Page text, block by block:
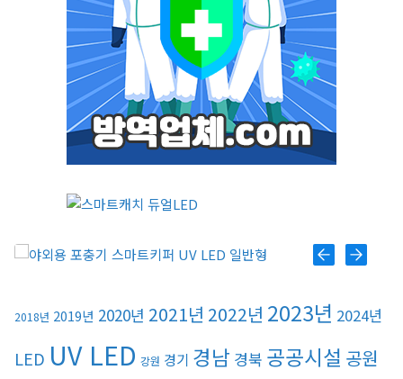
모스포커스
포커스 LED
스마트키퍼 UV LED 일반형
2018년 2019년 2020년 2021년 2022년 2023년 2024년
LED UV LED 강원 경기 경남 경북 공공시설 공원